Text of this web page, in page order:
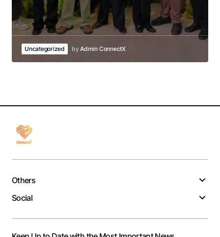
Uncategorized by Admin ConnectX
Others
Social